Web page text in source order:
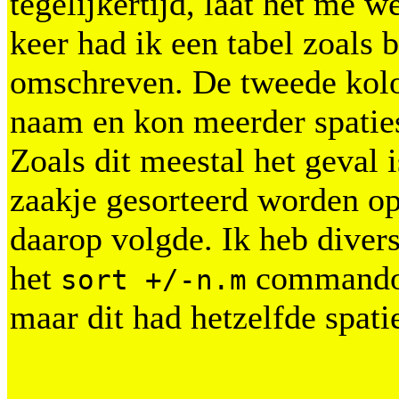
keer had ik een tabel zoals
omschreven. De tweede
naam en kon meerder
Zoals dit meestal het geval
zaakje gesorteerd worden
daarop volgde. Ik heb
het sort +/-n.m
maar dit had hetzelfde